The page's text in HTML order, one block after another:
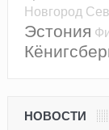
Новгород
Эстония
НОВОСТИ